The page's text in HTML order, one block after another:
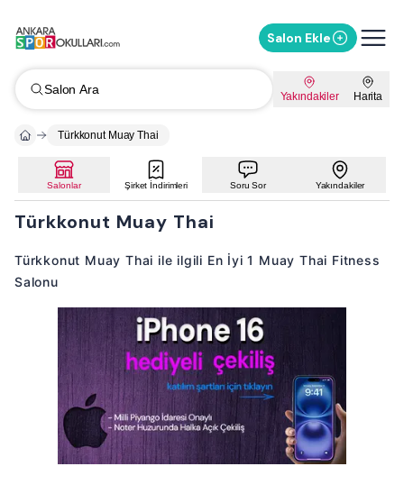
Salon Ekle
Salon Ara Yakındakiler Harita
Türkkonut Muay Thai
Salonlar Şirket İndirimleri Soru Sor Yakındakiler
Türkkonut Muay Thai
Türkkonut Muay Thai ile ilgili En İyi 1 Muay Thai Fitness
Salonu